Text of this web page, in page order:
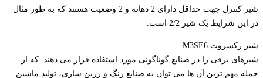
شیر کنترل جهت حداقل دارای 2 دهانه و 2 وضعیت هستند که به طور مثال
در این شرایط یک شیر 2/2 است.
شیر رکسروت M3SE6
شیرهای برقی را در صنایع گوناگونی مورد استفاده قرار می دهند .که از
جمله مهم ترین آن ها می توان به صنایع رنگ و رزین سازی، تولید ماشین